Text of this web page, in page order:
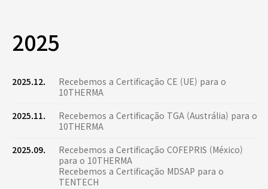
2025
2025.12.
Recebemos a Certificação CE (UE) para o
10THERMA
2025.11.
Recebemos a Certificação TGA (Austrália) para o
10THERMA
2025.09.
Recebemos a Certificação COFEPRIS (México)
para o 10THERMA
Recebemos a Certificação MDSAP para o
TENTECH